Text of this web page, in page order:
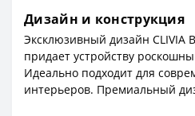
Дизайн и конструкция
Эксклюзивный дизайн CLIVIA
придает устройству
Идеально подходит для
интерьеров. Премиальный